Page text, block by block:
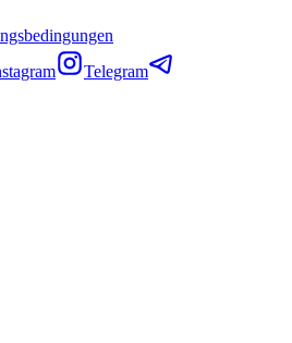
Telegram